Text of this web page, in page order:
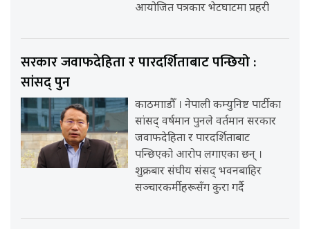
आयोजित पत्रकार भेटघाटमा प्रहरी
सरकार जवाफदेहिता र पारदर्शिताबाट पन्छियो :
सांसद् पुन
काठमााडौँ । नेपाली कम्युनिष्ट पार्टीका
सांसद् वर्षमान पुनले वर्तमान सरकार
जवाफदेहिता र पारदर्शिताबाट
पन्छिएको आरोप लगाएका छन् ।
शुक्रबार संघीय संसद् भवनबाहिर
सञ्चारकर्मीहरूसँग कुरा गर्दै